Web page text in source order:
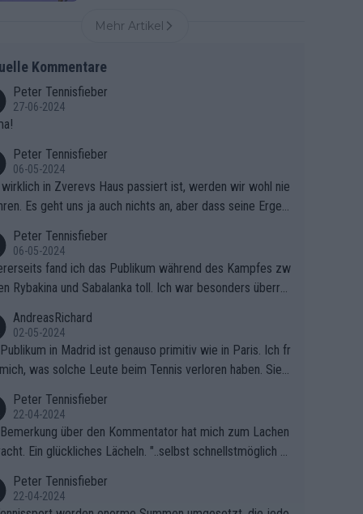
Mehr Artikel
Kommentare
Peter Tennisfieber
27-06-2024
Peter Tennisfieber
06-05-2024
wirklich in Zverevs Haus passiert ist, werden wir wohl nie
Es geht uns ja auch nichts an, aber dass seine Ergeb
Peter Tennisfieber
06-05-2024
fand ich das Publikum während des Kampfes zw
Rybakina und Sabalanka toll. Ich war besonders überras
AndreasRichard
02-05-2024
in Madrid ist genauso primitiv wie in Paris. Ich fr
was solche Leute beim Tennis verloren haben. Sie s
Peter Tennisfieber
22-04-2024
über den Kommentator hat mich zum Lachen
Ein glückliches Lächeln. "..selbst schnellstmöglich na
Peter Tennisfieber
22-04-2024